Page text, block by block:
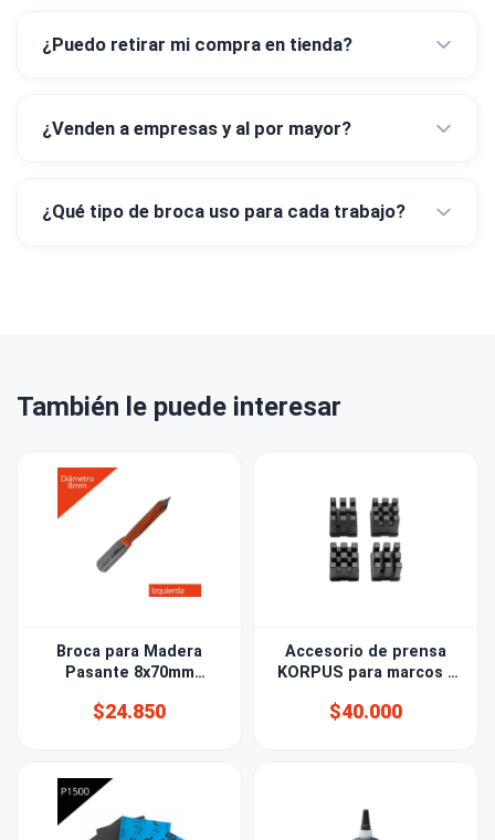
¿Puedo retirar mi compra en tienda?
¿Venden a empresas y al por mayor?
¿Qué tipo de broca uso para cada trabajo?
También le puede interesar
Broca para Madera
Pasante 8x70mm
$24.850
Accesorio de prensa
KORPUS para marcos -
$40.000